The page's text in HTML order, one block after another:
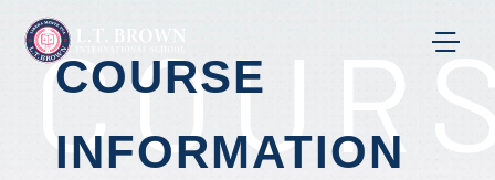
COURSE
INFORMATION